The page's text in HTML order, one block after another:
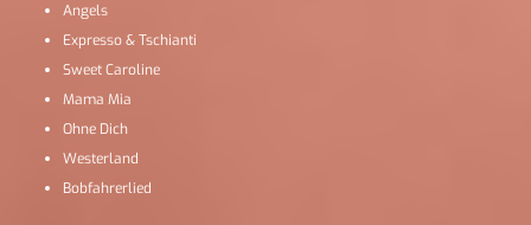
Angels
Expresso & Tschianti
Sweet Caroline
Mama Mia
Ohne Dich
Westerland
Bobfahrerlied